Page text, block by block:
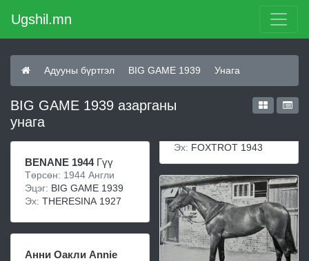
Ugshil.mn
Адууны бүртгэл BIG GAME 1939 Унага
BIG GAME 1939 азарганы
унага
BENANE 1944Гүү
Төрсөн: 1944 Англи
Эцэг: BIG GAME 1939
Эх: THERESINA 1927
Анни Оакли Annie
Эх: FOXTROT 1943